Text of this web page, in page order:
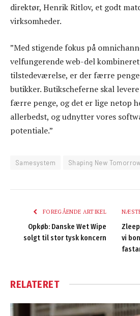
direktør, Henrik Ritlov, et godt
virksomheder.
”Med stigende fokus på
velfungerende web-del
tilstedeværelse, er der færre
butikker. Butikscheferne skal
færre penge, og det er lige netop
allerbedst, og udnytter vores
potentiale.”
Samesystem Shaping New
FOREGÅENDE ARTIKEL
Opkøb: Danske Wet Wipe
solgt til stor tysk koncern
vi
RELATERET